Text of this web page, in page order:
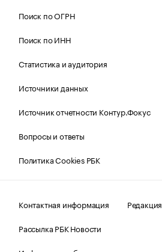
Поиск по ОГРН
Поиск по ИНН
Статистика и аудитория
Источники данных
Источник отчетности Контур.Фокус
Вопросы и ответы
Политика Cookies РБК
Контактная информация
Редакция
Рассылка РБК Новости